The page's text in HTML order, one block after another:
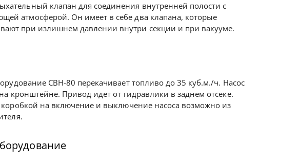
клапан для соединения внутренней полости с
атмосферой. Он имеет в себе два клапана, которые
при излишнем давлении внутри секции и при вакууме.
СВН-80 перекачивает топливо до 35 куб.м./ч. Насос
кронштейне. Привод идет от гидравлики в заднем отсеке.
на включение и выключение насоса возможно из